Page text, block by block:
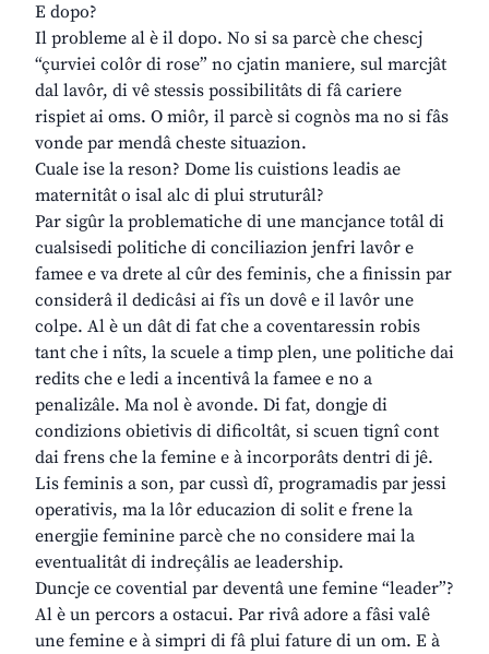
E dopo?
Il probleme al è il dopo. No si sa parcè che chescj
“çurviei colôr di rose” no cjatin maniere, sul marcjât
dal lavôr, di vê stessis possibilitâts di fâ cariere
rispiet ai oms. O miôr, il parcè si cognòs ma no si fâs
vonde par mendâ cheste situazion.
Cuale ise la reson? Dome lis cuistions leadis ae
maternitât o isal alc di plui struturâl?
Par sigûr la problematiche di une mancjance totâl di
cualsisedi politiche di conciliazion jenfri lavôr e
famee e va drete al cûr des feminis, che a finissin par
considerâ il dedicâsi ai fîs un dovê e il lavôr une
colpe. Al è un dât di fat che a coventaressin robis
tant che i nîts, la scuele a timp plen, une politiche dai
redits che e ledi a incentivâ la famee e no a
penalizâle. Ma nol è avonde. Di fat, dongje di
condizions obietivis di dificoltât, si scuen tignî cont
dai frens che la femine e à incorporâts dentri di jê.
Lis feminis a son, par cussì dî, programadis par jessi
operativis, ma la lôr educazion di solit e frene la
energjie feminine parcè che no considere mai la
eventualitât di indreçâlis ae leadership.
Duncje ce covential par deventâ une femine “leader”?
Al è un percors a ostacui. Par rivâ adore a fâsi valê
une femine e à simpri di fâ plui fature di un om. E à